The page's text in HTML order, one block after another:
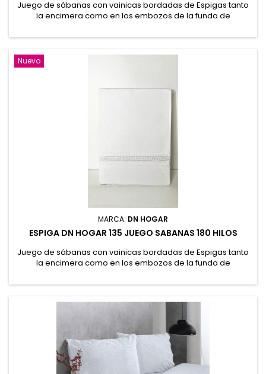
Juego de sábanas con vainicas bordadas de Espigas tanto
la encimera como en los embozos de la funda de
180 hilos que garantiza un equilibrio perfecto entre la
planchado del poliéster. Bajera cuenta con alto de 30 cm.
Nuevo
MARCA: DN HOGAR
ESPIGA DN HOGAR 135 JUEGO SABANAS 180 HILOS
Juego de sábanas con vainicas bordadas de Espigas tanto
la encimera como en los embozos de la funda de
180 hilos que garantiza un equilibrio perfecto entre la
planchado del poliéster. Bajera cuenta con alto de 30 cm.
50% Algodón, 50% Poliéster